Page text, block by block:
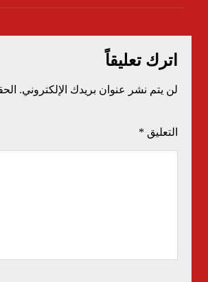
اترك تعليقاً
لن يتم نشر عنوان بريدك الإلكتروني.
التعليق *